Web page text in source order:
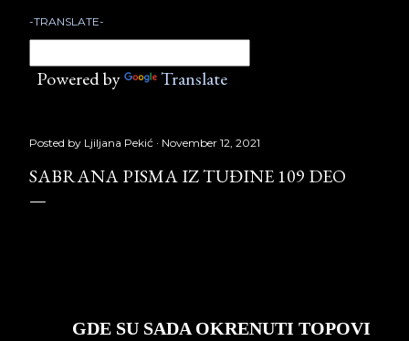
-TRANSLATE-
Powered by Translate
Posted by Ljiljana Pekić November 12, 2021
SABRANA PISMA IZ TUĐINE 109 DEO
GDE­ SU­ SA­DA ­O­KRE­NU­TI TO­PO­VI